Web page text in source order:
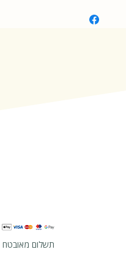
תשלום מאובטח